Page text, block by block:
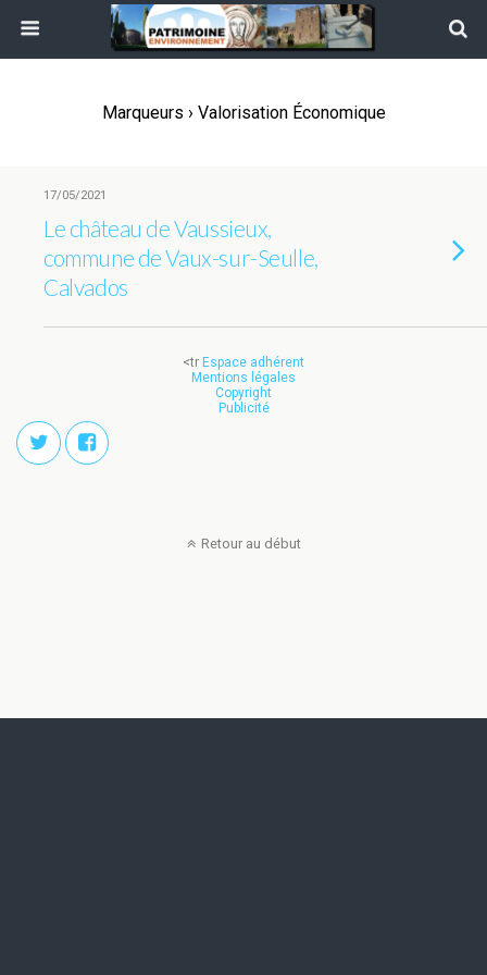
Marqueurs › Valorisation Économique
17/05/2021
Le château de Vaussieux,
commune de Vaux-sur-Seulle,
Calvados
<tr Espace adhérent
Mentions légales
Copyright
Publicité
Retour au début